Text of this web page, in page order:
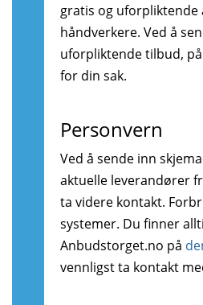
gratis og
håndverkere. Ved å
uforpliktende tilbud,
for din sak.
Personvern
Ved å sende inn
aktuelle leverandører
ta videre kontakt.
systemer. Du finner
Anbudstorget.no på
vennligst ta kontakt